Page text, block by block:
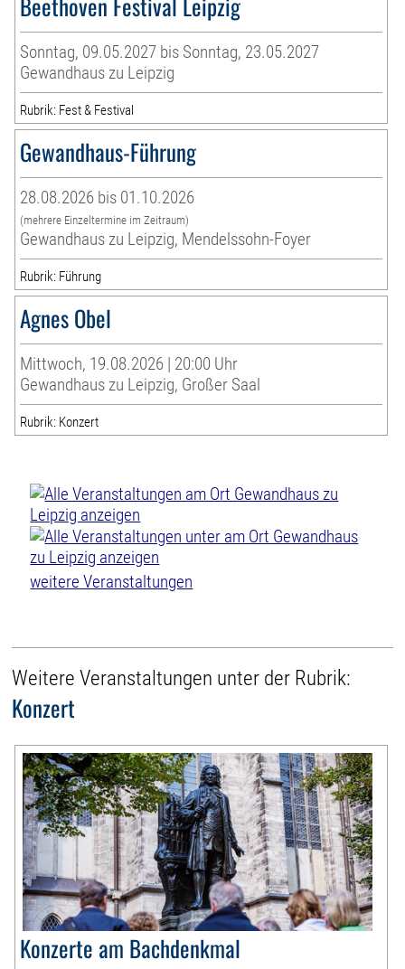
Sonntag, 09.05.2027 bis Sonntag, 23.05.2027
Gewandhaus zu Leipzig
Rubrik: Fest & Festival
Gewandhaus-Führung
28.08.2026 bis 01.10.2026
(mehrere Einzeltermine im Zeitraum)
Gewandhaus zu Leipzig, Mendelssohn-Foyer
Rubrik: Führung
Agnes Obel
Mittwoch, 19.08.2026 | 20:00 Uhr
Gewandhaus zu Leipzig, Großer Saal
Rubrik: Konzert
weitere Veranstaltungen
Weitere Veranstaltungen unter der Rubrik:
Konzert
Konzerte am Bachdenkmal